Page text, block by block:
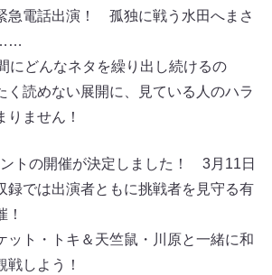
急電話出演！ 孤独に戦う水田へまさ
……
にどんなネタを繰り出し続けるの
読めない展開に、見ている人のハラ
りません！
トの開催が決定しました！ 3月11日
録では出演者ともに挑戦者を見守る有
ット・トキ＆天竺鼠・川原と一緒に和
戦しよう！